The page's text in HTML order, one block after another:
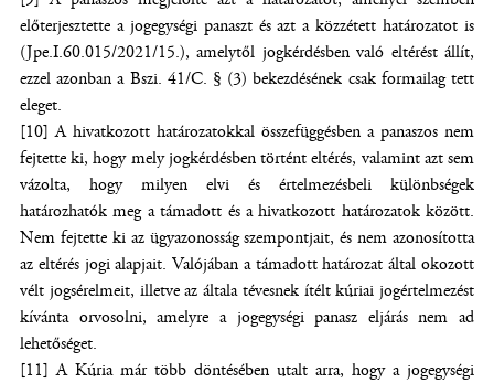
előterjesztette a jogegységi panaszt és azt a közzétett határozatot is
(Jpe.I.60.015/2021/15.), amelytől jogkérdésben való eltérést állít,
ezzel azonban a Bszi. 41/C. § (3) bekezdésének csak formailag tett
eleget.
[10] A hivatkozott határozatokkal összefüggésben a panaszos nem
fejtette ki, hogy mely jogkérdésben történt eltérés, valamint azt sem
vázolta, hogy milyen elvi és értelmezésbeli különbségek
határozhatók meg a támadott és a hivatkozott határozatok között.
Nem fejtette ki az ügyazonosság szempontjait, és nem azonosította
az eltérés jogi alapjait. Valójában a támadott határozat által okozott
vélt jogsérelmeit, illetve az általa tévesnek ítélt kúriai jogértelmezést
kívánta orvosolni, amelyre a jogegységi panasz eljárás nem ad
lehetőséget.
[11] A Kúria már több döntésében utalt arra, hogy a jogegységi